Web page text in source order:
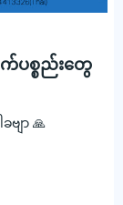
က်ပစ္စည်းတွေ
ဗျာ 🙏